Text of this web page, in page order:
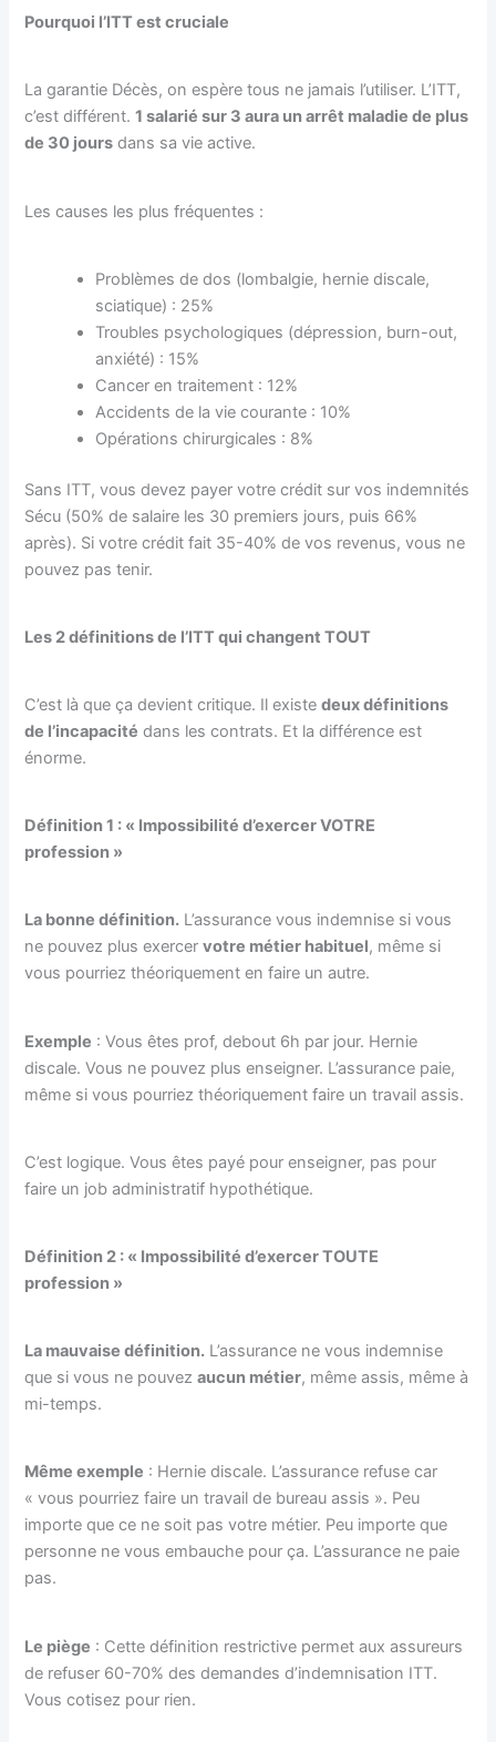
Pourquoi l’ITT est cruciale
La garantie Décès, on espère tous ne jamais l’utiliser. L’ITT,
c’est différent.1 salarié sur 3 aura un arrêt maladie de plus
de 30 jours dans sa vie active.
Les causes les plus fréquentes :
Problèmes de dos (lombalgie, hernie discale,
sciatique) : 25%
Troubles psychologiques (dépression, burn-out,
anxiété) : 15%
Cancer en traitement : 12%
Accidents de la vie courante : 10%
Opérations chirurgicales : 8%
Sans ITT, vous devez payer votre crédit sur vos indemnités
Sécu (50% de salaire les 30 premiers jours, puis 66%
après). Si votre crédit fait 35-40% de vos revenus, vous ne
pouvez pas tenir.
Les 2 définitions de l’ITT qui changent TOUT
C’est là que ça devient critique. Il existedeux définitions
de l’incapacité dans les contrats. Et la différence est
énorme.
Définition 1 : « Impossibilité d’exercer VOTRE
profession »
La bonne définition. L’assurance vous indemnise si vous
ne pouvez plus exercervotre métier habituel, même si
vous pourriez théoriquement en faire un autre.
Exemple : Vous êtes prof, debout 6h par jour. Hernie
discale. Vous ne pouvez plus enseigner. L’assurance paie,
même si vous pourriez théoriquement faire un travail assis.
C’est logique. Vous êtes payé pour enseigner, pas pour
faire un job administratif hypothétique.
Définition 2 : « Impossibilité d’exercer TOUTE
profession »
La mauvaise définition. L’assurance ne vous indemnise
que si vous ne pouvezaucun métier, même assis, même à
mi-temps.
Même exemple : Hernie discale. L’assurance refuse car
« vous pourriez faire un travail de bureau assis ». Peu
importe que ce ne soit pas votre métier. Peu importe que
personne ne vous embauche pour ça. L’assurance ne paie
pas.
Le piège : Cette définition restrictive permet aux assureurs
de refuser 60-70% des demandes d’indemnisation ITT.
Vous cotisez pour rien.